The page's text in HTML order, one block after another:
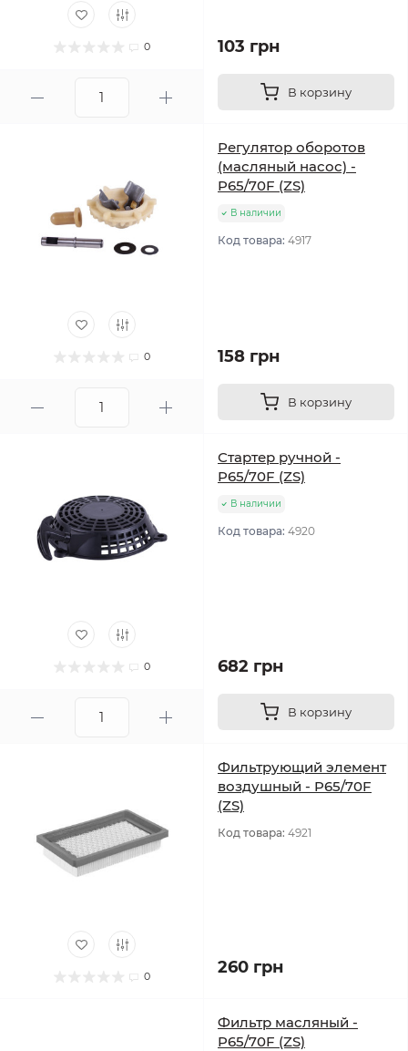
0 103 грн
В корзину
0
Регулятор оборотов
(масляный насос) -
P65/70F (ZS)
В наличии
Код товара: 4917
158 грн
В корзину
0
Стартер ручной -
P65/70F (ZS)
В наличии
Код товара: 4920
682 грн
В корзину
0
Фильтрующий элемент
воздушный - P65/70F
(ZS)
Код товара: 4921
260 грн
Фильтр масляный -
P65/70F (ZS)